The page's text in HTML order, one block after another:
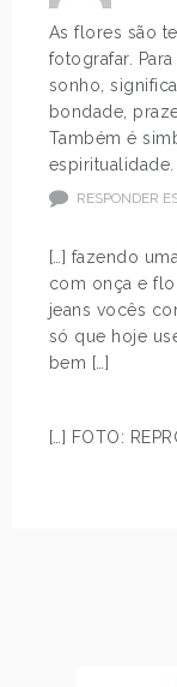
As flores são
fotografar.
sonho,
bondade,
Também é
espiritualidade.
RESPONDER
[…] fazendo
com onça e
jeans vocês
só que hoje
bem […]
[…] FOTO: